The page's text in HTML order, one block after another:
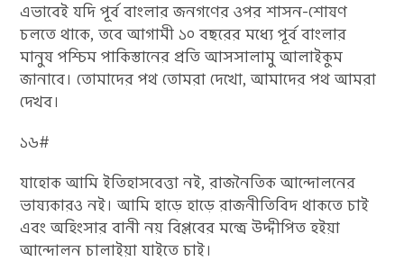
এভাবেই যদি পূর্ব বাংলার জনগণের ওপর শাসন-শোষণ
চলতে থাকে, তবে আগামী ১০ বছরের মধ্যে পূর্ব বাংলার
মানুষ পশ্চিম পাকিস্তানের প্রতি আসসালামু আলাইকুম
জানাবে। তোমাদের পথ তোমরা দেখো, আমাদের পথ আমরা
দেখব।
১৬#
যাহোক আমি ইতিহাসবেত্তা নই, রাজনৈতিক আন্দোলনের
ভাষ্যকারও নই। আমি হাড়ে হাড়ে রাজনীতিবিদ থাকতে চাই
এবং অহিংসার বানী নয় বিপ্লবের মন্ত্রে উদ্দীপিত হইয়া
আন্দোলন চালাইয়া যাইতে চাই।